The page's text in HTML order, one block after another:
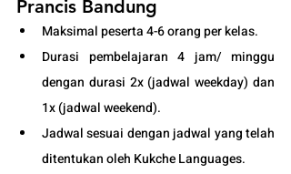
Prancis Bandung
Maksimal peserta 4-6 orang per kelas.
Durasi pembelajaran 4 jam/ minggu
dengan durasi 2x (jadwal weekday) dan
1x (jadwal weekend).
Jadwal sesuai dengan jadwal yang telah
ditentukan oleh Kukche Languages.